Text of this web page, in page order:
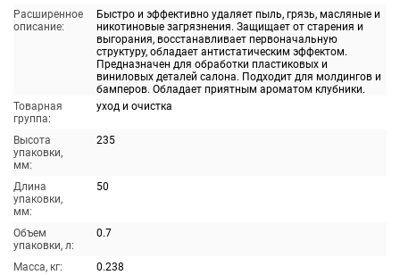
Расширенное
описание:
Быстро и эффективно удаляет пыль, грязь, масляные и
никотиновые загрязнения. Защищает от старения и
выгорания, восстанавливает первоначальную
структуру, обладает антистатическим эффектом.
Предназначен для обработки пластиковых и
виниловых деталей салона. Подходит для молдингов и
бамперов. Обладает приятным ароматом клубники.
Товарная
группа:
уход и очистка
Высота
упаковки,
мм:
235
Длина
упаковки,
мм:
50
Объем
упаковки, л:
0.7
Масса, кг:
0.238